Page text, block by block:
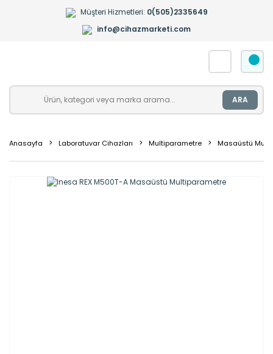
Müşteri Hizmetleri: 0(505)2335649
info@cihazmarketi.com
ARA
Anasayfa Laboratuvar Cihazları Multiparametre Masaüstü